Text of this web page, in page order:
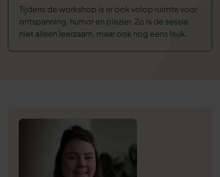
Tijdens de workshop is er ook volop ruimte voor
ontspanning, humor en plezier. Zo is de sessie
niet alleen leerzaam, maar ook nog eens leuk.